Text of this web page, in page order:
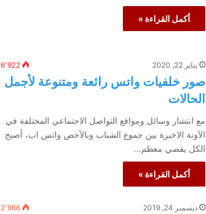
أكمل القراءة »
يناير 22, 2020 6٬922
صور خلفيات واتس رائعة ومتنوعة لأجمل
الحالات
مع انتشار وسائل ومواقع التواصل الاجتماعي المختلفة في
الآونة الاخيرة بين جموع الشباب وبالأخص واتس اب، أصبح
الكل يقضي معظم…
أكمل القراءة »
ديسمبر 24, 2019 2٬966